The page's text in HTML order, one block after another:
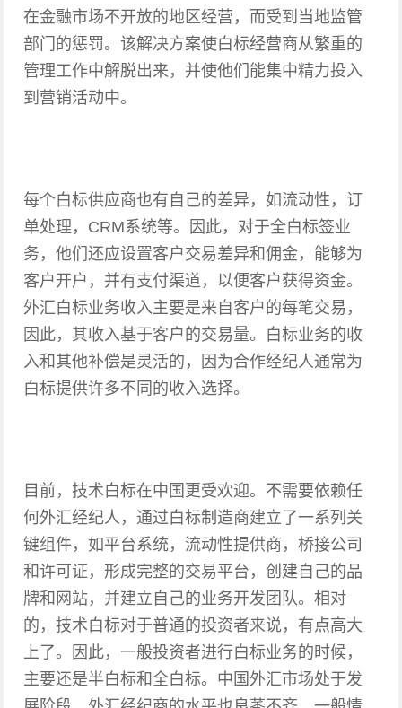
在金融市场不开放的地区经营，而受到当地监管
部门的惩罚。该解决方案使白标经营商从繁重的
管理工作中解脱出来，并使他们能集中精力投入
到营销活动中。
每个白标供应商也有自己的差异，如流动性，订
单处理，CRM系统等。因此，对于全白标签业
务，他们还应设置客户交易差异和佣金，能够为
客户开户，并有支付渠道，以便客户获得资金。
外汇白标业务收入主要是来自客户的每笔交易，
因此，其收入基于客户的交易量。白标业务的收
入和其他补偿是灵活的，因为合作经纪人通常为
白标提供许多不同的收入选择。
目前，技术白标在中国更受欢迎。不需要依赖任
何外汇经纪人，通过白标制造商建立了一系列关
键组件，如平台系统，流动性提供商，桥接公司
和许可证，形成完整的交易平台，创建自己的品
牌和网站，并建立自己的业务开发团队。相对
的，技术白标对于普通的投资者来说，有点高大
上了。因此，一般投资者进行白标业务的时候，
主要还是半白标和全白标。中国外汇市场处于发